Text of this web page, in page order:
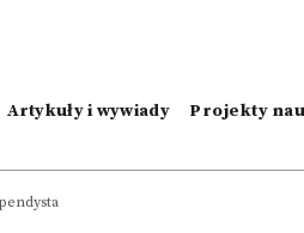
Artykuły i wywiady Projekty